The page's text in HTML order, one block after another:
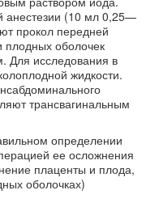
анестезии (10 мл 0,25—
прокол передней
плодных оболочек
Для исследования в
жидкости.
трансвагинальным
определении
ее осложнения
плаценты и плода,
оболочках)